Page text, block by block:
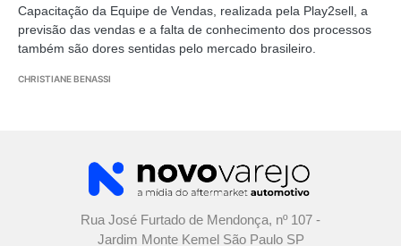
Capacitação da Equipe de Vendas, realizada pela Play2sell, a
previsão das vendas e a falta de conhecimento dos processos
também são dores sentidas pelo mercado brasileiro.
CHRISTIANE BENASSI
Rua José Furtado de Mendonça, nº 107 -
Jardim Monte Kemel São Paulo SP